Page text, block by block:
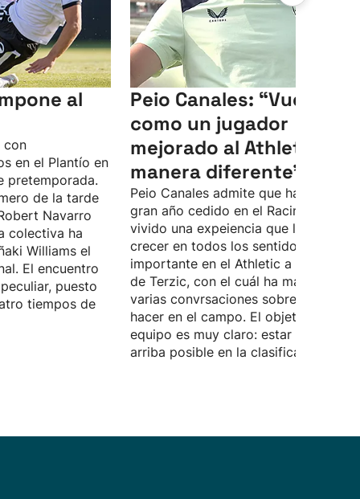
al
con
en el Plantío en
pretemporada.
de la tarde
Navarro
colectiva ha
Williams el
El encuentro
puesto
tiempos de
Peio Canales: “Vuelvo
como un jugador
mejorado al Athletic, de
manera diferente”
Peio Canales admite que ha pasado
gran año cedido en el Racing, donde
vivido una expeiencia que le ha
crecer en todos los sentidos. Quiere
importante en el Athletic a las
de Terzic, con el cuál ha mantenido
varias convrsaciones sobre lo que
hacer en el campo. El objetivo del
equipo es muy claro: estar lo más
arriba posible en la clasificación.